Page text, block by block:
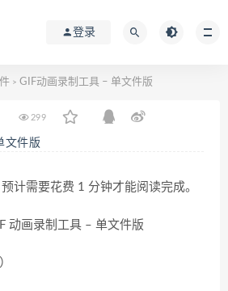
登录
> GIF动画录制工具 – 单文件版
299
文件版
计需要花费 1 分钟才能阅读完成。
动画录制工具 – 单文件版